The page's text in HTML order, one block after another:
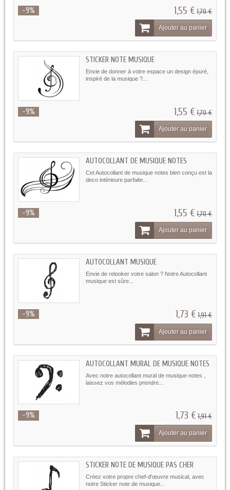
-9% 1,55 €1,70 €
Ajouter au panier
STICKER NOTE MUSIQUE
Envie de donner à votre espace un design épuré,
inspiré de la musique ?...
-9% 1,55 €1,70 €
Ajouter au panier
AUTOCOLLANT DE MUSIQUE NOTES
Cet Autocollant de musique notes bien conçu est la
deco intérieure parfaite...
-9% 1,55 €1,70 €
Ajouter au panier
AUTOCOLLANT MUSIQUE
Envie de relooker votre salon ? Notre Autocollant
musique est sûre...
-9% 1,73 €1,91 €
Ajouter au panier
AUTOCOLLANT MURAL DE MUSIQUE NOTES
Avec notre autocollant mural de musique notes ,
laissez vos mélodies prendre...
-9% 1,73 €1,91 €
Ajouter au panier
STICKER NOTE DE MUSIQUE PAS CHER
Créez votre propre chef-d'œuvre musical, avec
notre Sticker note de musique...